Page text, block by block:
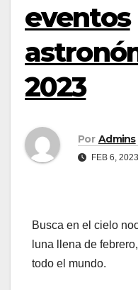
eventos
2023
Por Admins
FEB 6, 2023
Busca en el cielo
luna llena de
todo el mundo.